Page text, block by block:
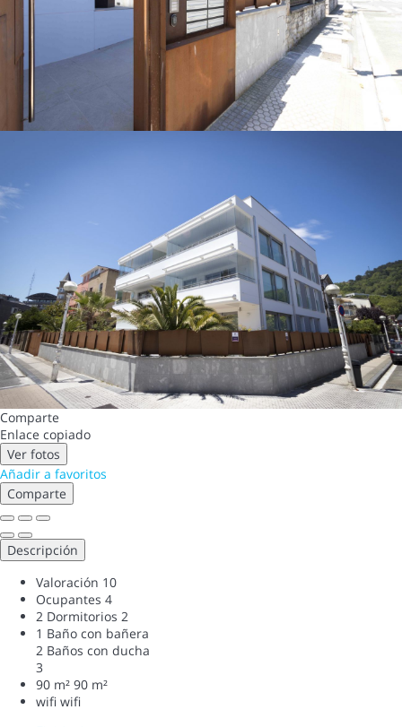
Comparte
Enlace copiado
Ver fotos
Añadir a favoritos
Comparte
Descripción
Valoración 10
Ocupantes 4
2 Dormitorios 2
1 Baño con bañera
2 Baños con ducha
3
90 m² 90 m²
wifi wifi